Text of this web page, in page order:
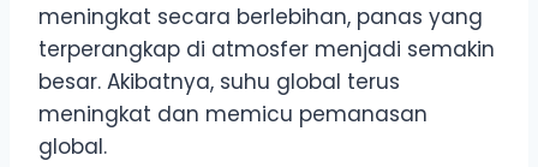
meningkat secara berlebihan, panas yang
terperangkap di atmosfer menjadi semakin
besar. Akibatnya, suhu global terus
meningkat dan memicu pemanasan
global.